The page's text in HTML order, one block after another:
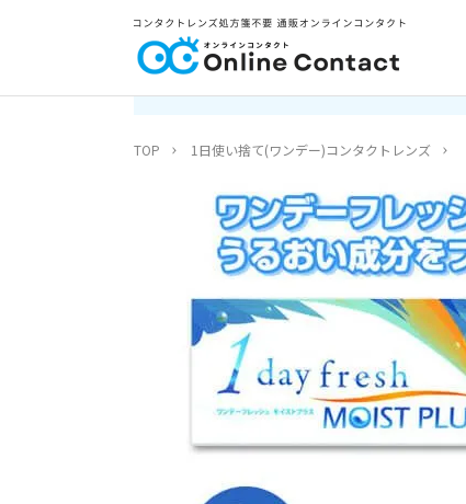
TOP 1日使い捨て(ワンデー)コンタクトレンズ